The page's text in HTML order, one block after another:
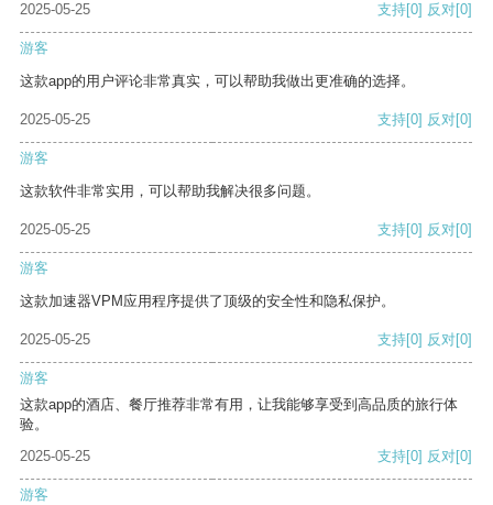
2025-05-25
支持[0] 反对[0]
游客
这款app的用户评论非常真实，可以帮助我做出更准确的选择。
2025-05-25 支持[0] 反对[0]
游客
这款软件非常实用，可以帮助我解决很多问题。
2025-05-25 支持[0] 反对[0]
游客
这款加速器VPM应用程序提供了顶级的安全性和隐私保护。
2025-05-25 支持[0] 反对[0]
游客
这款app的酒店、餐厅推荐非常有用，让我能够享受到高品质的旅行体
验。
2025-05-25
支持[0] 反对[0]
游客